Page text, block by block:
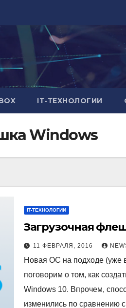
IT-ТЕХНОЛОГИИ
Windows
IT-ТЕХНОЛОГИИ
Загрузочная
11 ФЕВРАЛЯ, 2016
Новая ОС на подходе (уже
поговорим о том, как
Windows 10. Впрочем,
изменились по сравнению